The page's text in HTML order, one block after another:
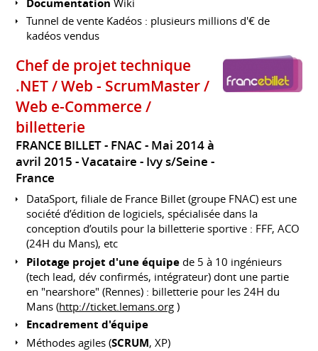
Documentation
Tunnel de vente Kadéos : plusieurs millions d'€ de
kadéos vendus
Chef de projet technique
.NET / Web - ScrumMaster /
Web e-Commerce /
billetterie
FRANCE BILLET - FNAC
Mai 2014 à
avril 2015 Vacataire
Ivy s/Seine
France
DataSport, filiale de France Billet (groupe FNAC) est une
société d’édition de logiciels, spécialisée dans la
conception d’outils pour la billetterie sportive : FFF, ACO
(24H du Mans), etc
Pilotage projet d'une équipe de 5 à 10 ingénieurs
(tech lead, dév confirmés, intégrateur) dont une partie
en "nearshore" (Rennes) : billetterie pour les 24H du
Mans (http://ticket.lemans.org )
Encadrement d'équipe
Méthodes agiles (SCRUM, XP)